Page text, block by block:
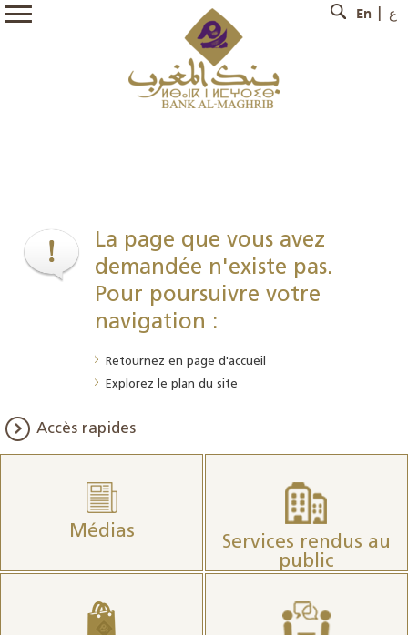
En ع
La page que vous avez
demandée n'existe pas.
Pour poursuivre votre
navigation :
Retournez enpage d'accueil
Explorez leplan du site
Accès rapides
Médias
Services rendus au
public